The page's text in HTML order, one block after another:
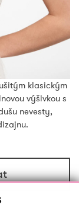
klasickým
výšivkou s
nevesty,